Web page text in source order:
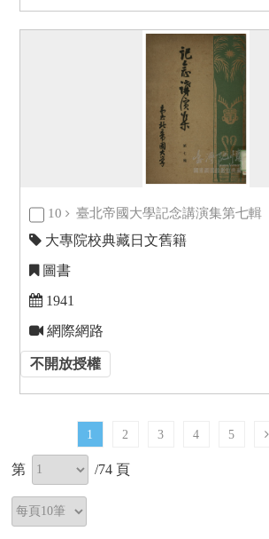
10 臺北帝國大學記念講演集第七輯
大專院校典藏日文舊籍
圖書
1941
網際網路
不開放授權
1 2 3 4 5
第 /74 頁